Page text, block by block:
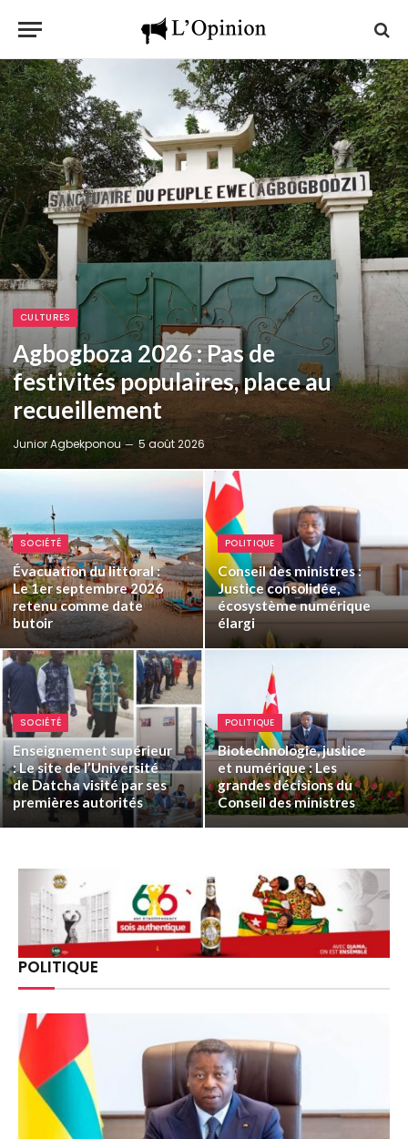
CULTURES
Agbogboza 2026 : Pas de
festivités populaires, place au
recueillement
Junior Agbekponou 5 août 2026
SOCIÉTÉ
Évacuation du littoral :
Le 1er septembre 2026
retenu comme date
butoir
POLITIQUE
Conseil des ministres :
Justice consolidée,
écosystème numérique
élargi
SOCIÉTÉ
Enseignement supérieur
: Le site de l’Université
de Datcha visité par ses
premières autorités
POLITIQUE
Biotechnologie, justice
et numérique : Les
grandes décisions du
Conseil des ministres
POLITIQUE